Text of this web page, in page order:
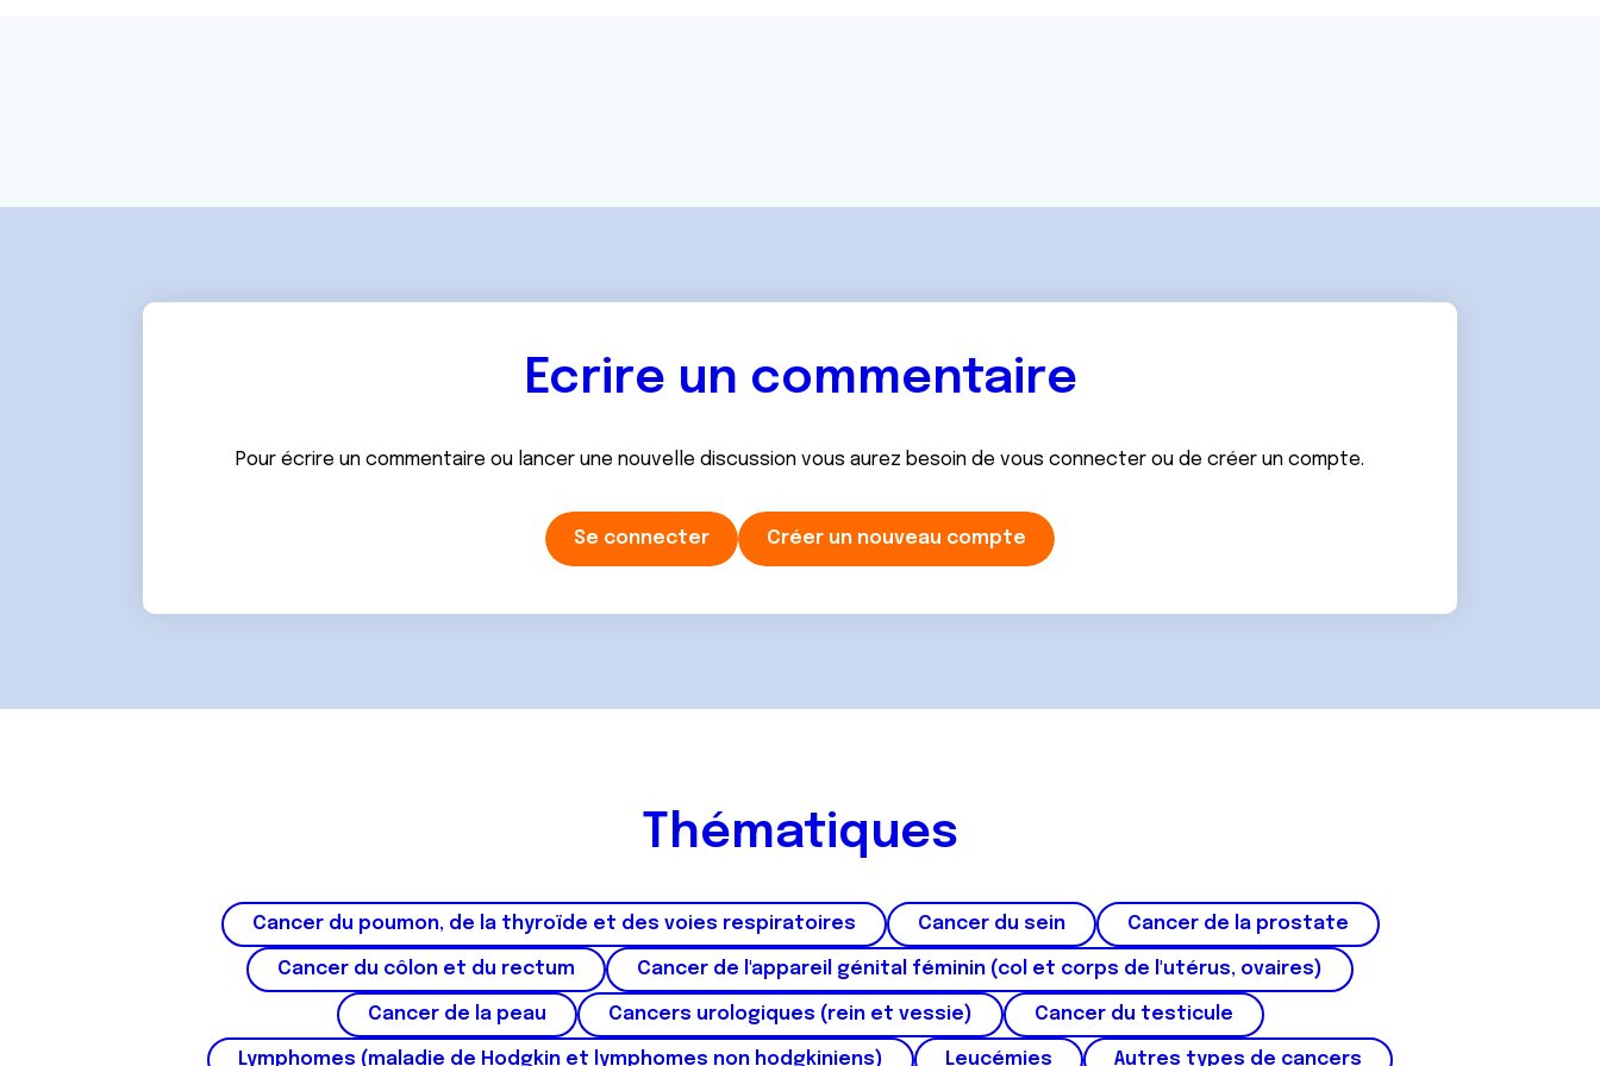
t
Ecrire un commentaire
Pour écrire un commentaire ou lancer une nouvelle discussion vous aurez besoin de vous connecter ou de créer un compte.
Se connecter Créer un nouveau compte
Thématiques
Cancer du poumon, de la thyroïde et des voies respiratoires Cancer du sein Cancer de la prostate
Cancer du côlon et du rectum Cancer de l'appareil génital féminin (col et corps de l'utérus, ovaires)
Cancer de la peau Cancers urologiques (rein et vessie) Cancer du testicule
Lymphomes (maladie de Hodgkin et lymphomes non hodgkiniens) Leucémies Autres types de cancers